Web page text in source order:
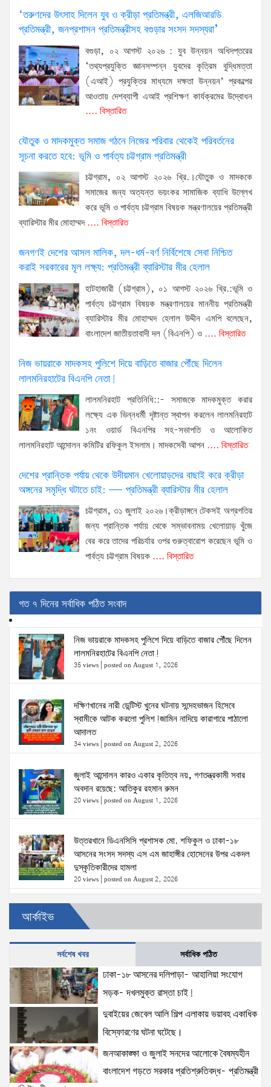
‘তরুণদের উৎসাহ দিলেন যুব ও ক্রীড়া প্রতিমন্ত্রী, এলজিআরডি
প্রতিমন্ত্রী, জনপ্রশাসন প্রতিমন্ত্রীসহ বগুড়ার সংসদ সদস্যরা’
বগুড়া, ০২ আগস্ট ২০২৬ : যুব উন্নয়ন অধিদপ্তরের
‘তথ্যপ্রযুক্তি জ্ঞানসম্পন্ন যুবদের কৃত্রিম বুদ্ধিমত্তা
(এআই) প্রযুক্তির মাধ্যমে দক্ষতা উন্নয়ন’ প্রকল্পের
আওতায় দেশব্যাপী এআই প্রশিক্ষণ কার্যক্রমের উদ্বোধন
.... বিস্তারিত
যৌতুক ও মাদকমুক্ত সমাজ গঠনে নিজের পরিবার থেকেই পরিবর্তনের
সূচনা করতে হবে: ভূমি ও পার্বত্য চট্টগ্রাম প্রতিমন্ত্রী
চট্টগ্রাম, ০২ আগস্ট ২০২৬ খ্রি.।যৌতুক ও মাদককে
সমাজের জন্য অত্যন্ত ভয়ংকর সামাজিক ব্যাধি উল্লেখ
করে ভূমি ও পার্বত্য চট্টগ্রাম বিষয়ক মন্ত্রণালয়ের প্রতিমন্ত্রী
ব্যারিস্টার মীর মোহাম্মদ.... বিস্তারিত
জনগণই দেশের আসল মালিক, দল-ধর্ম-বর্ণ নির্বিশেষে সেবা নিশ্চিত
করাই সরকারের মূল লক্ষ্য: প্রতিমন্ত্রী ব্যারিস্টার মীর হেলাল
হাটহাজারী (চট্টগ্রাম), ০১ আগস্ট ২০২৬ খ্রি.:ভূমি ও
পার্বত্য চট্টগ্রাম বিষয়ক মন্ত্রণালয়ের মাননীয় প্রতিমন্ত্রী
ব্যারিস্টার মীর মোহাম্মদ হেলাল উদ্দীন এমপি বলেছেন,
বাংলাদেশ জাতীয়তাবাদী দল (বিএনপি) ও .... বিস্তারিত
নিজ ভায়রাকে মাদকসহ পুলিশে দিয়ে বাড়িতে বাজার পৌঁছে দিলেন
লালমনিরহাটের বিএনপি নেতা!
লালমনিরহাট প্রতিনিধি::- সমাজকে মাদকমুক্ত করার
লক্ষ্যে এক ভিন্নধর্মী দৃষ্টান্ত স্থাপন করলেন লালমনিরহাট
১নং ওয়ার্ড বিএনপির সহ-সভাপতি ও আলোকিত
লালমনিরহাট আন্দোলন কমিটির রফিকুল ইসলাম। মাদকসেবী আপন .... বিস্তারিত
দেশের প্রান্তিক পর্যায় থেকে উদীয়মান খেলোয়াড়দের বাছাই করে ক্রীড়া
অঙ্গনের সমৃদ্ধি ঘটাতে চাই: — প্রতিমন্ত্রী ব্যারিস্টার মীর হেলাল
চট্টগ্রাম, ৩১ জুলাই ২০২৬।ক্রীড়াঙ্গনে টেকসই অগ্রগতির
জন্য প্রান্তিক পর্যায় থেকে সম্ভাবনাময় খেলোয়াড় খুঁজে
বের করে তাদের পরিচর্যার ওপর গুরুত্বারোপ করেছেন ভূমি ও
পার্বত্য চট্টগ্রাম বিষয়ক .... বিস্তারিত
গত ৭ দিনের সর্বাধিক পঠিত সংবাদ
নিজ ভায়রাকে মাদকসহ পুলিশে দিয়ে বাড়িতে বাজার পৌঁছে দিলেন
লালমনিরহাটের বিএনপি নেতা!
35 views posted on August 1, 2026
দক্ষিণখানের নারী ডেন্টিস্ট খুনের ঘটনায় সন্দেহভাজন হিসেবে
স্বামীকে আটক করলো পুলিশ!জামিন নাদিয়ে কারাগারে পাঠালো
আদালত
34 views posted on August 2, 2026
জুলাই আন্দোলন কারও একার কৃতিত্ব নয়, গণতন্ত্রকামী সবার
অবদান রয়েছে: আতিকুর রহমান রুমন
20 views posted on August 1, 2026
উত্তরখানে ডিএনসিসি প্রশাসক মো. শফিকুল ও ঢাকা-১৮
আসনের সংসদ সদস্য এস এম জাহাঙ্গীর হোসেনের উপর একদল
দুস্কৃতিকারীদের হামলা
20 views posted on August 2, 2026
৫ আগস্টের স্মরণসভা সফল করতে প্রস্তুতি সভা অনুষ্ঠিত
17 views
দক্ষিণখানে সেই নারী চিকিৎসককে খুনের মামলায় গ্রেপ্তার তার
স্বামী সোহেল রানার দুই দিনের রিমান্ড আদালত
16 views posted on August 3, 2026
প্রধানমন্ত্রীর সঙ্গে মার্কিন বিশেষ দূতের বৈঠক: তারেক রহমানের
নেতৃত্ব ও বাংলাদেশের স্থিতিশীলতায় দৃঢ় আত্মবিশ্বাস
যুক্তরাষ্ট্রের: মাহ্দী আমিন
15 views
আর্কাইভ
সর্বশেষ খবর সর্বাধিক পঠিত
ঢাকা-১৮ আসনের দলিপাড়া- আহালিয়া সংযোগ
সড়ক- দখলমুক্ত রাস্তা চাই!
দুবাইয়ের জেবেল আলি শিল্প এলাকায় ভয়াবহ একাধিক
বিস্ফোরণের ঘটনা ঘটেছে।
জনআকাঙ্ক্ষা ও জুলাই সনদের আলোকে বৈষম্যহীন
বাংলাদেশ গড়তে সরকার প্রতিশ্রুতিবদ্ধ- প্রতিমন্ত্রী